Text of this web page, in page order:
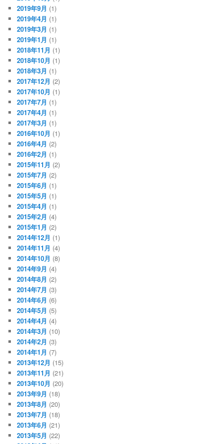
2019年9月 (1)
2019年4月 (1)
2019年3月 (1)
2019年1月 (1)
2018年11月 (1)
2018年10月 (1)
2018年3月 (1)
2017年12月 (2)
2017年10月 (1)
2017年7月 (1)
2017年4月 (1)
2017年3月 (1)
2016年10月 (1)
2016年4月 (2)
2016年2月 (1)
2015年11月 (2)
2015年7月 (2)
2015年6月 (1)
2015年5月 (1)
2015年4月 (1)
2015年2月 (4)
2015年1月 (2)
2014年12月 (1)
2014年11月 (4)
2014年10月 (8)
2014年9月 (4)
2014年8月 (2)
2014年7月 (3)
2014年6月 (6)
2014年5月 (5)
2014年4月 (4)
2014年3月 (10)
2014年2月 (3)
2014年1月 (7)
2013年12月 (15)
2013年11月 (21)
2013年10月 (20)
2013年9月 (18)
2013年8月 (20)
2013年7月 (18)
2013年6月 (21)
2013年5月 (22)